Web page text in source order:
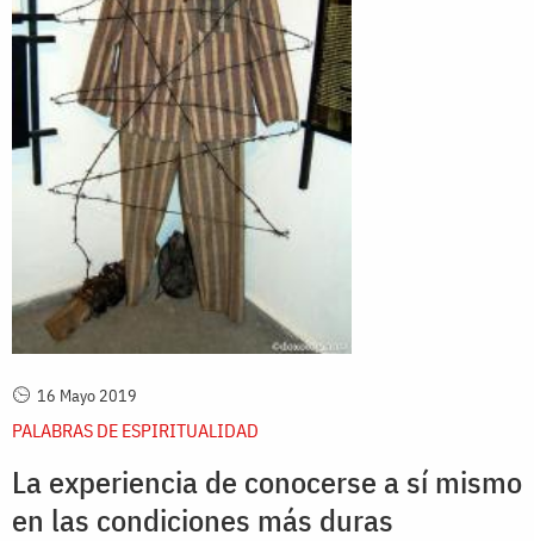
16 Mayo 2019
PALABRAS DE ESPIRITUALIDAD
La experiencia de conocerse a sí mismo
en las condiciones más duras